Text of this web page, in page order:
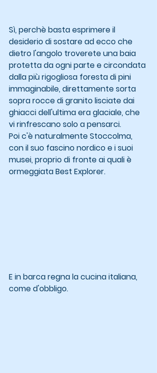
Sì, perchè basta esprimere il
desiderio di sostare ad ecco che
dietro l'angolo troverete una baia
protetta da ogni parte e circondata
dalla più rigogliosa foresta di pini
immaginabile, direttamente sorta
sopra rocce di granito lisciate dai
ghiacci dell'ultima era glaciale, che
vi rinfrescano solo a pensarci.
Poi c'è naturalmente Stoccolma,
con il suo fascino nordico e i suoi
musei, proprio di fronte ai quali è
ormeggiata Best Explorer.
E in barca regna la cucina italiana,
come d'obbligo.